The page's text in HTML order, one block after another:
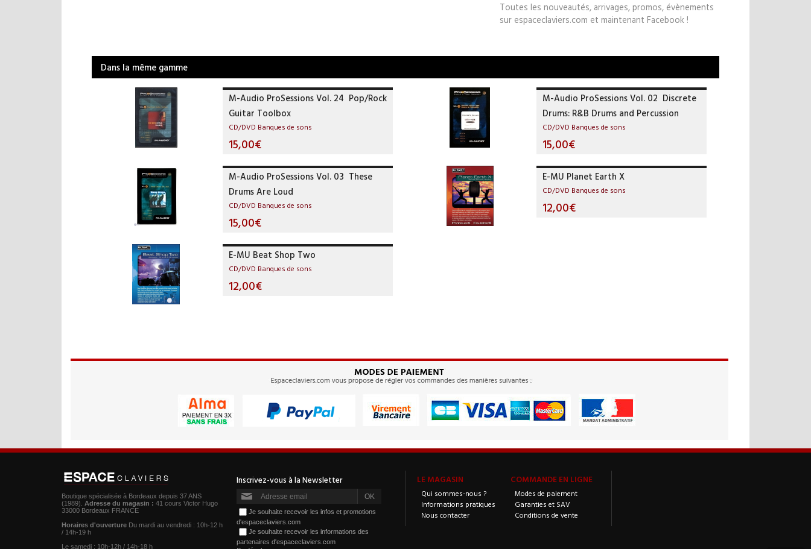
Toutes les nouveautés, arrivages, promos, évènements
sur espaceclaviers.com et maintenant Facebook !
Dans la même gamme
M-Audio ProSessions Vol. 24  Pop/Rock
Guitar Toolbox
CD/DVD Banques de sons
15,00€
M-Audio ProSessions Vol. 02  Discrete
Drums: R&B Drums and Percussion
CD/DVD Banques de sons
15,00€
M-Audio ProSessions Vol. 03  These
Drums Are Loud
CD/DVD Banques de sons
15,00€
E-MU Planet Earth X
CD/DVD Banques de sons
12,00€
E-MU Beat Shop Two
CD/DVD Banques de sons
12,00€
LE MAGASIN
Qui sommes-nous ?
Informations pratiques
Nous contacter
COMMANDE EN LIGNE
Modes de paiement
Garanties et SAV
Conditions de vente
Boutique spécialisée à Bordeaux depuis 37 ANS
(1989). Adresse du magasin : 41 cours Victor Hugo
33000 Bordeaux FRANCE
Horaires d'ouverture Du mardi au vendredi : 10h-12 h
/ 14h-19 h
Le samedi : 10h-12h / 14h-18 h
Je souhaite recevoir les infos et promotions
d'espaceclaviers.com
Je souhaite recevoir les informations des
partenaires d'espaceclaviers.com